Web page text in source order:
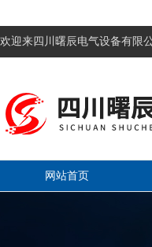
欢迎来四川曙辰电气设备有限
网站首页